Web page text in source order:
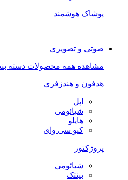
پوشاک هوشمند
صوتی و تصویری
مشاهده همه محصولات دسته
هدفون و هندزفری
اپل
شیائومی
هایلو
کیو سی وای
پروژکتور
شیائومی
بینتک